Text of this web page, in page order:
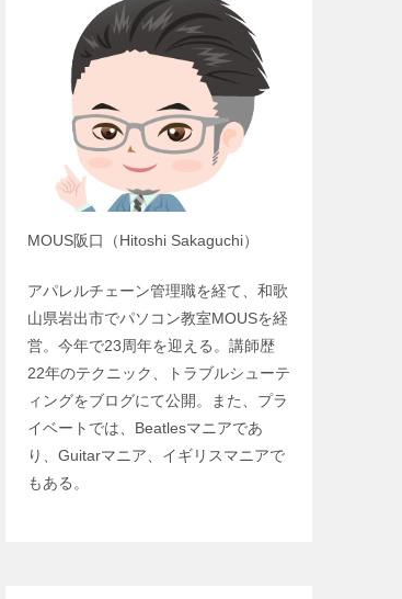
MOUS阪口（Hitoshi Sakaguchi）
アパレルチェーン管理職を経て、和歌
山県岩出市でパソコン教室MOUSを経
営。今年で23周年を迎える。講師歴
22年のテクニック、トラブルシューテ
ィングをブログにて公開。また、プラ
イベートでは、Beatlesマニアであ
り、Guitarマニア、イギリスマニアで
もある。